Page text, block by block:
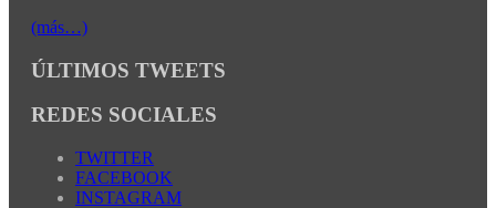
(más…)
ÚLTIMOS TWEETS
REDES SOCIALES
TWITTER
FACEBOOK
INSTAGRAM